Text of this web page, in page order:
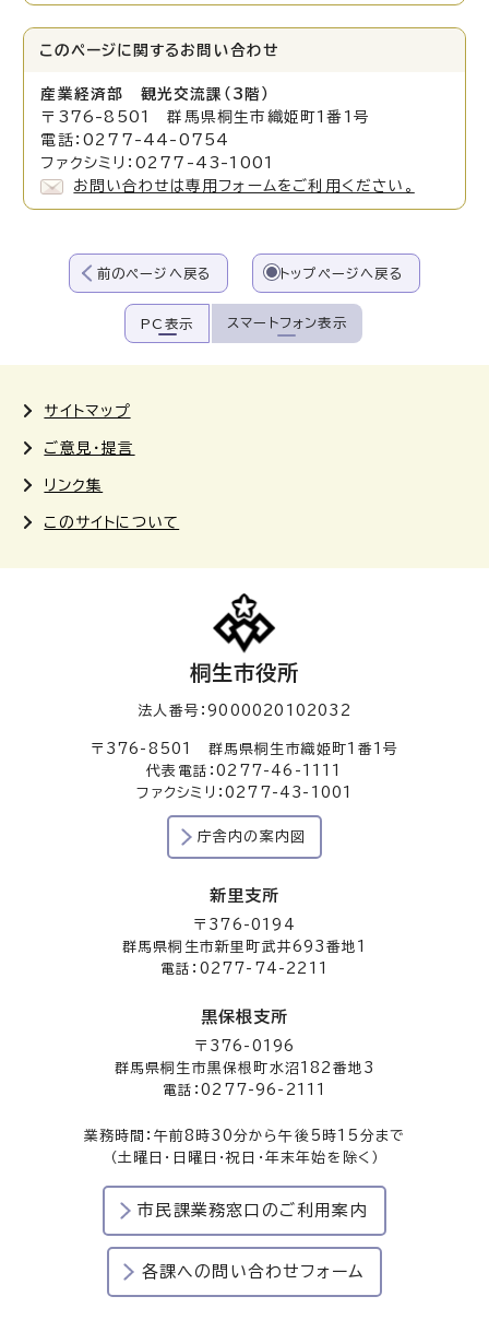
このページに関する お問い合わせ
産業経済部 観光交流課（3階）
〒376-8501 群馬県桐生市織姫町1番1号
電話：0277-44-0754
ファクシミリ：0277-43-1001
お問い合わせは専用フォームをご利用ください。
前のページへ戻る トップページへ戻る
PC表示 スマートフォン表示
サイトマップ
ご意見・提言
リンク集
このサイトについて
桐生市役所
法人番号：9000020102032
〒376-8501 群馬県桐生市織姫町1番1号
代表電話：0277-46-1111
ファクシミリ：0277-43-1001
庁舎内の案内図
新里支所
〒376-0194
群馬県桐生市新里町武井693番地1
電話：0277-74-2211
黒保根支所
〒376-0196
群馬県桐生市黒保根町水沼182番地3
電話：0277-96-2111
業務時間：午前8時30分から午後5時15分まで
（土曜日・日曜日・祝日・年末年始を除く）
市民課業務窓口のご利用案内
各課への問い合わせフォーム